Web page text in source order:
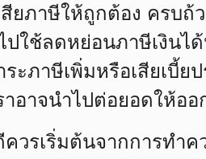
สียภาษีให้ถูกต้อง ครบ
ใช้ลดหย่อนภาษีเงินไ
ะภาษีเพิ่มหรือเสียเบี้
อาจนำไปต่อยอดให้อ
วรเริ่มต้นจากการทำค